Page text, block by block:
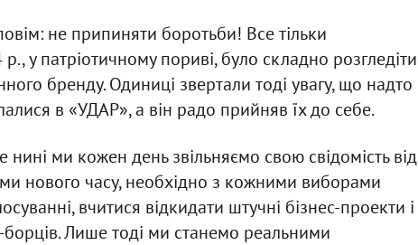
не припиняти боротьби! Все тільки
у патріотичному пориві, було складно розгледіти
бренду. Одиниці звертали тоді увагу, що надто
в «УДАР», а він радо прийняв їх до себе.
ми кожен день звільняємо свою свідомість від
нового часу, необхідно з кожними виборами
вчитися відкидати штучні бізнес-проекти і
борців. Лише тоді ми станемо реальними